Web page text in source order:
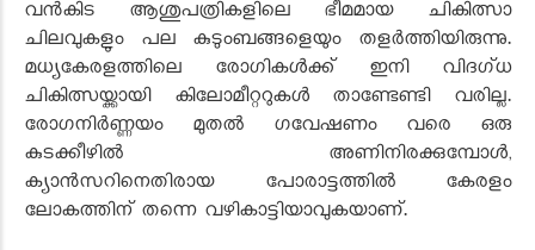
വൻകിട ആശുപത്രികളിലെ ഭീമമായ ചികിത്സാ
ചിലവുകളും പല കുടുംബങ്ങളെയും തളർത്തിയിരുന്നു.
മധ്യകേരളത്തിലെ രോഗികൾക്ക് ഇനി വിദഗ്ധ
ചികിത്സയ്ക്കായി കിലോമീറ്ററുകൾ താണ്ടേണ്ടി വരില്ല.
രോഗനിർണ്ണയം മുതൽ ഗവേഷണം വരെ ഒരു
കുടക്കീഴിൽ അണിനിരക്കുമ്പോൾ,
ക്യാൻസറിനെതിരായ പോരാട്ടത്തിൽ കേരളം
ലോകത്തിന് തന്നെ വഴികാട്ടിയാവുകയാണ്.